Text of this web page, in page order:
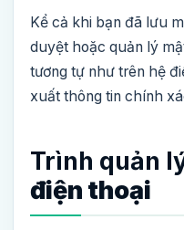
Kể cả khi bạn đã lưu
duyệt hoặc quản lý
tương tự như trên hệ
xuất thông tin chính
Trình quản
điện thoại